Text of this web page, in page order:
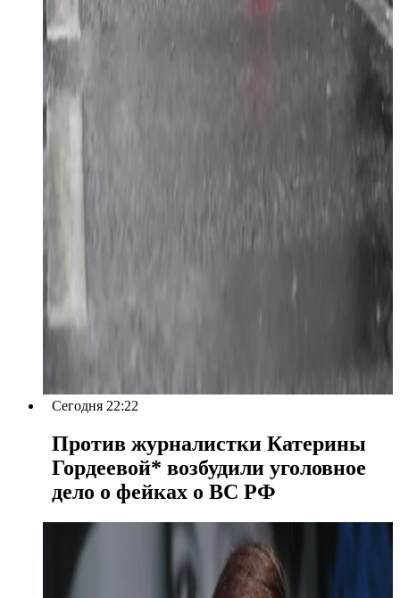
Сегодня 22:22
Против журналистки Катерины
Гордеевой* возбудили уголовное
дело о фейках о ВС РФ